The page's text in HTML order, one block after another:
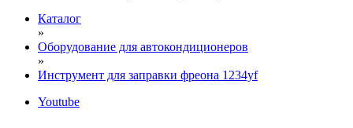
Каталог
»
Оборудование для автокондиционеров
»
Инструмент для заправки фреона 1234yf
Youtube